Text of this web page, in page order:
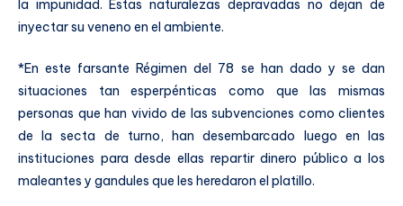
la impunidad. Estas naturalezas depravadas no dejan de
inyectar su veneno en el ambiente.
*En este farsante Régimen del 78 se han dado y se dan
situaciones tan esperpénticas como que las mismas
personas que han vivido de las subvenciones como clientes
de la secta de turno, han desembarcado luego en las
instituciones para desde ellas repartir dinero público a los
maleantes y gandules que les heredaron el platillo.